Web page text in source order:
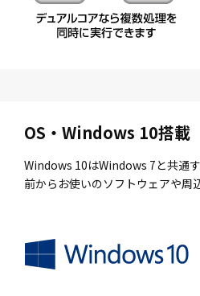
OS・Windows 10搭載
Windows 10はWindows 7と共通
前からお使いのソフトウェアや周